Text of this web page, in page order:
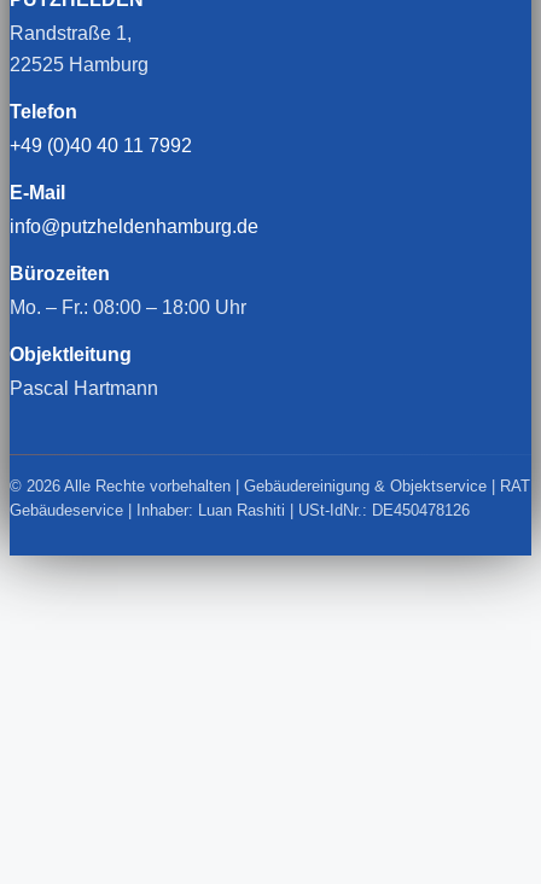
Randstraße 1,
22525 Hamburg
Telefon
+49 (0)40 40 11 7992
E-Mail
info@putzheldenhamburg.de
Bürozeiten
Mo. – Fr.: 08:00 – 18:00 Uhr
Objektleitung
Pascal Hartmann
© 2026 Alle Rechte vorbehalten | Gebäudereinigung & Objektservice | RAT
Gebäudeservice | Inhaber: Luan Rashiti | USt-IdNr.: DE450478126